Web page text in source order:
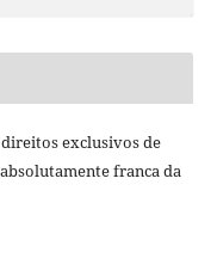
direitos exclusivos de
franca da